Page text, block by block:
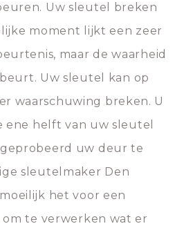
Uw sleutel breken
moment lijkt een zeer
maar de waarheid
Uw sleutel kan op
waarschuwing breken. U
ene helft van uw sleutel
uw deur te
sleutelmaker Den
het voor een
om te verwerken wat er